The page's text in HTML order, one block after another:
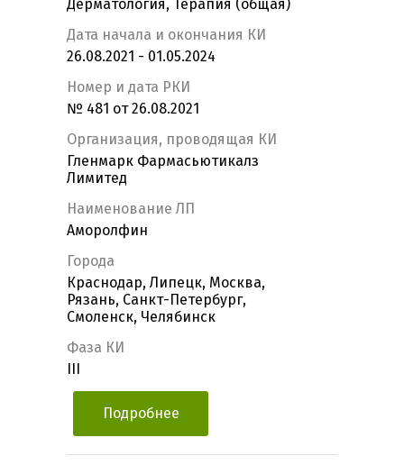
Дерматология, Терапия (общая)
Дата начала и окончания КИ
26.08.2021 - 01.05.2024
Номер и дата РКИ
№ 481 от 26.08.2021
Организация, проводящая КИ
Гленмарк Фармасьютикалз
Лимитед
Наименование ЛП
Аморолфин
Города
Краснодар, Липецк, Москва,
Рязань, Санкт-Петербург,
Смоленск, Челябинск
Фаза КИ
Подробнее